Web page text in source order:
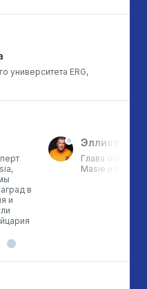
университета ​​​​​​​ERG,
в
и
Эллиотт
Глава
Masie и Masie